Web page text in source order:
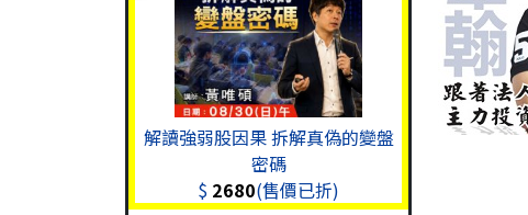
解讀強弱股因果 拆解真偽的變盤
密碼
$ 2680(售價已折)